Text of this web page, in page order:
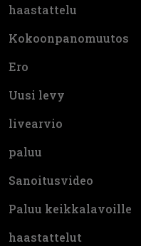
haastattelu
Kokoonpanomuutos
Ero
Uusi levy
livearvio
paluu
Sanoitusvideo
Paluu keikkalavoille
haastattelut